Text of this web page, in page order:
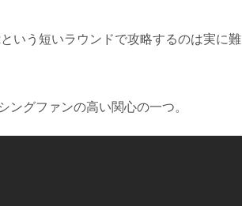
いう短いラウンドで攻略するのは実に難
グファンの高い関心の一つ。